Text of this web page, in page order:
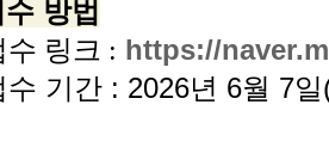
방법
수 링크 : https://
수 기간 : 2026년 6월 7일